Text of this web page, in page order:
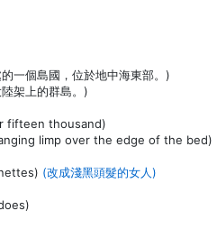
一個島國，位於地中海東部。)
架上的群島。)
fifteen thousand)
limp over the edge of the bed)
(改成淺黑頭髮的女人)